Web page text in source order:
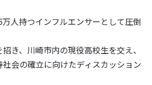
人持つインフルエンサーとして圧倒
き、川崎市内の現役高校生を交え、
会の確立に向けたディスカッション